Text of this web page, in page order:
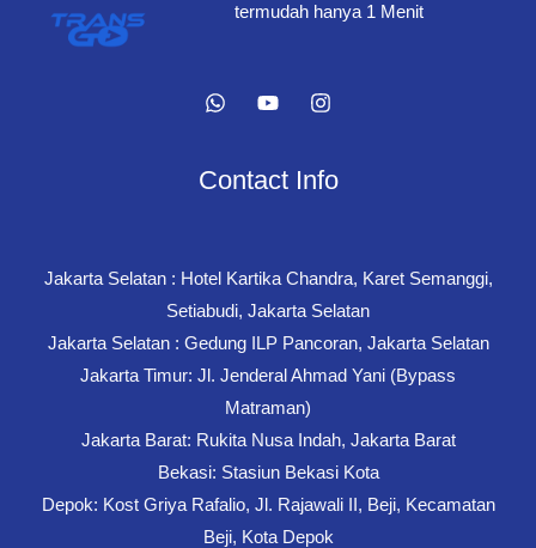
termudah hanya 1 Menit
Contact Info
Jakarta Selatan : Hotel Kartika Chandra, Karet Semanggi,
Setiabudi, Jakarta Selatan
Jakarta Selatan : Gedung ILP Pancoran, Jakarta Selatan
Jakarta Timur: Jl. Jenderal Ahmad Yani (Bypass
Matraman)
Jakarta Barat: Rukita Nusa Indah, Jakarta Barat
Bekasi: Stasiun Bekasi Kota
Depok: Kost Griya Rafalio, Jl. Rajawali II, Beji, Kecamatan
Beji, Kota Depok